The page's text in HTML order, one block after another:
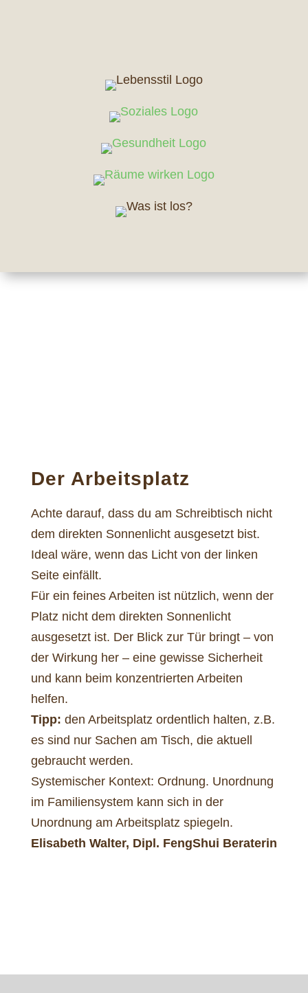
Der Arbeitsplatz
Achte darauf, dass du am Schreibtisch nicht
dem direkten Sonnenlicht ausgesetzt bist.
Ideal wäre, wenn das Licht von der linken
Seite einfällt.
Für ein feines Arbeiten ist nützlich, wenn der
Platz nicht dem direkten Sonnenlicht
ausgesetzt ist. Der Blick zur Tür bringt – von
der Wirkung her – eine gewisse Sicherheit
und kann beim konzentrierten Arbeiten
helfen.
Tipp: den Arbeitsplatz ordentlich halten, z.B.
es sind nur Sachen am Tisch, die aktuell
gebraucht werden.
Systemischer Kontext: Ordnung. Unordnung
im Familiensystem kann sich in der
Unordnung am Arbeitsplatz spiegeln.
Elisabeth Walter, Dipl. FengShui Beraterin